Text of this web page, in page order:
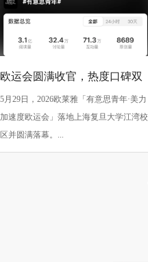
欧运会圆满收官，热度口碑双
丰收！
5月29日，2026欧莱雅「有意思青年·美力
加速度欧运会」落地上海复旦大学江湾校
区并圆满落幕。...